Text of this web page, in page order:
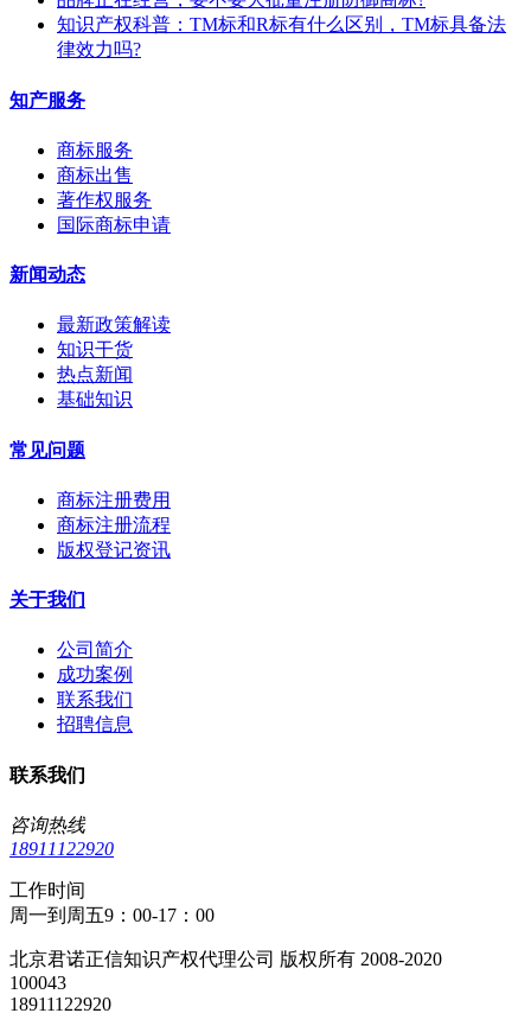
知识产权科普：TM标和R标有什么区别，TM标具备法
律效力吗?
知产服务
商标服务
商标出售
著作权服务
国际商标申请
新闻动态
最新政策解读
知识干货
热点新闻
基础知识
常见问题
商标注册费用
商标注册流程
版权登记资讯
关于我们
公司简介
成功案例
联系我们
招聘信息
联系我们
咨询热线
18911122920
工作时间
周一到周五9：00-17：00
北京君诺正信知识产权代理公司 版权所有 2008-2020
100043
18911122920